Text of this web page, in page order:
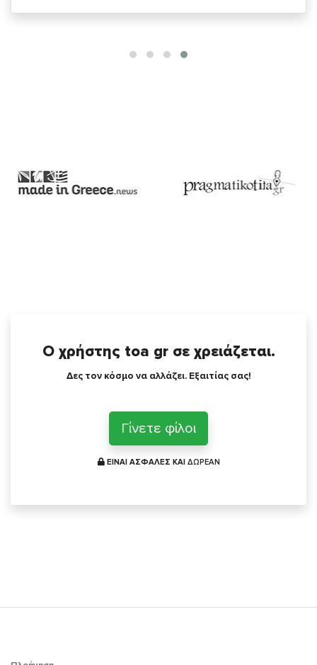
Ο χρήστης toa gr σε χρειάζεται.
Δες τον κόσμο να αλλάζει. Εξαιτίας σας!
Γίνετε φίλοι
ΕΙΝΑΙ ΑΣΦΑΛΕΣ ΚΑΙ ΔΩΡΕΑΝ